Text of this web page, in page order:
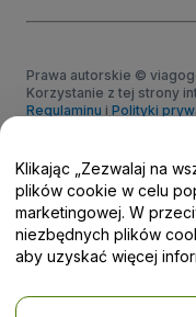
Prawa autorskie ©
Korzystanie z tej strony
Regulaminu i Polityki
Klikając „Zezwalaj na
plików cookie w celu
marketingowej. W
niezbędnych plików
aby uzyskać więcej